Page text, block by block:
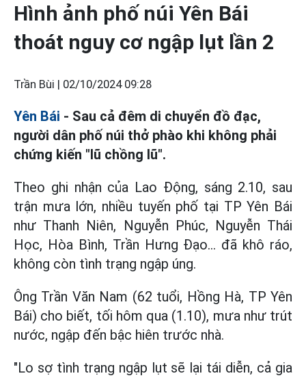
Hình ảnh phố núi Yên Bái
thoát nguy cơ ngập lụt lần 2
Trần Bùi | 02/10/2024 09:28
Yên Bái - Sau cả đêm di chuyển đồ đạc,
người dân phố núi thở phào khi không phải
chứng kiến "lũ chồng lũ".
Theo ghi nhận của Lao Động, sáng 2.10, sau
trận mưa lớn, nhiều tuyến phố tại TP Yên Bái
như Thanh Niên, Nguyễn Phúc, Nguyễn Thái
Học, Hòa Bình, Trần Hưng Đạo... đã khô ráo,
không còn tình trạng ngập úng.
Ông Trần Văn Nam (62 tuổi, Hồng Hà, TP Yên
Bái) cho biết, tối hôm qua (1.10), mưa như trút
nước, ngập đến bậc hiên trước nhà.
"Lo sợ tình trạng ngập lụt sẽ lại tái diễn, cả gia